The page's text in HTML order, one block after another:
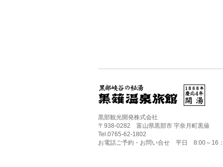
黒部観光開発株式会社
〒938-0282 富山県黒部市 宇奈月町黒薙
Tel.0765-62-1802
お電話ご予約・お問い合せ 平日 8:00～16